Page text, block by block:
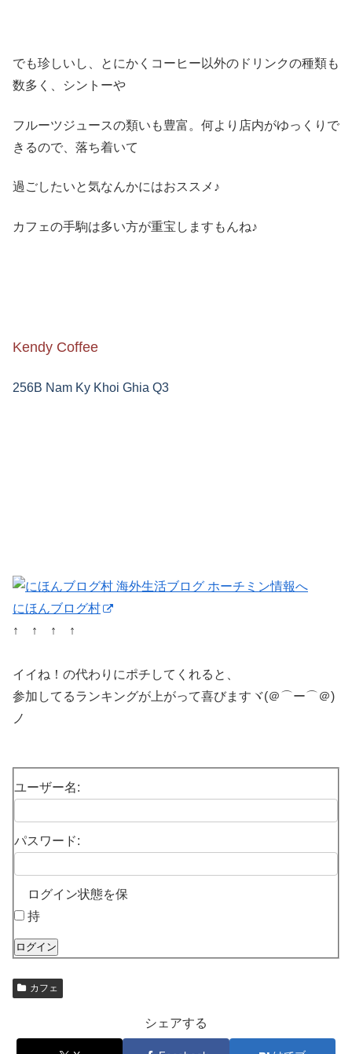
でも珍しいし、とにかくコーヒー以外のドリンクの種類も
数多く、シントーや
フルーツジュースの類いも豊富。何より店内がゆっくりで
きるので、落ち着いて
過ごしたいと気なんかにはおススメ♪
カフェの手駒は多い方が重宝しますもんね♪
Kendy Coffee
256B Nam Ky Khoi Ghia Q3
にほんブログ村
↑ ↑ ↑ ↑
イイね！の代わりにポチしてくれると、
参加してるランキングが上がって喜びますヾ(＠⌒ー⌒＠)
ノ
ユーザー名:
パスワード:
ログイン状態を保
持
ログイン
カフェ
シェアする